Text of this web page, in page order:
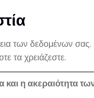
των δεδομένων
τα χρειάζεστε.
η ακεραιότητα